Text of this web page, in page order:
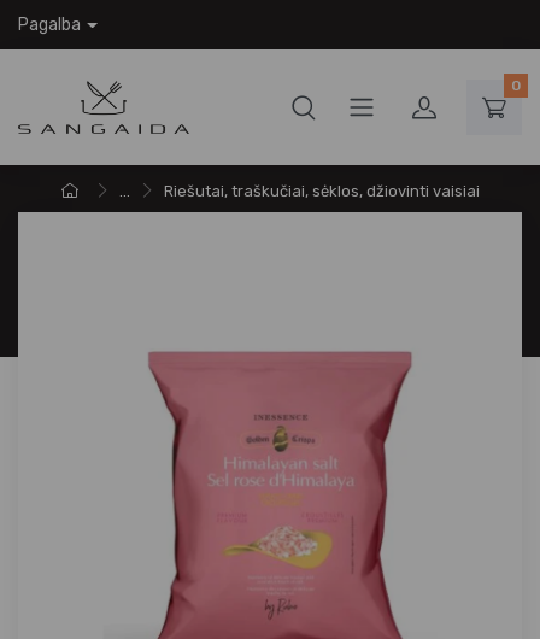
Pagalba
0
... Riešutai, traškučiai, sėklos, džiovinti vaisiai